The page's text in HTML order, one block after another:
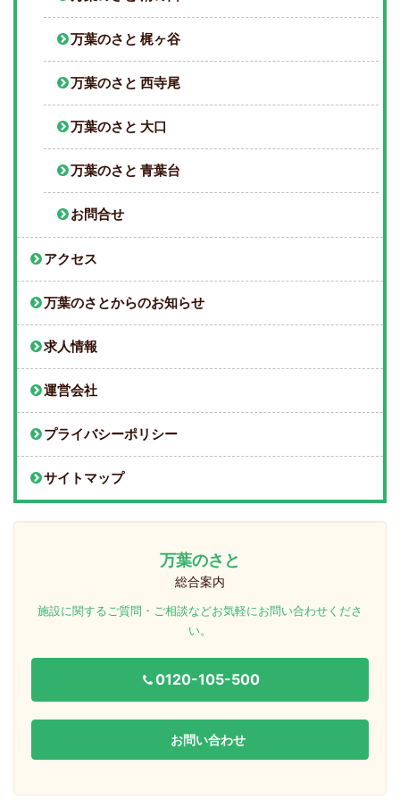
万葉のさと 梶ヶ谷
万葉のさと 西寺尾
万葉のさと 大口
万葉のさと 青葉台
お問合せ
アクセス
万葉のさとからのお知らせ
求人情報
運営会社
プライバシーポリシー
サイトマップ
万葉のさと
総合案内
施設に関するご質問・ご相談などお気軽にお問い合わせくださ
い。
0120-105-500
お問い合わせ